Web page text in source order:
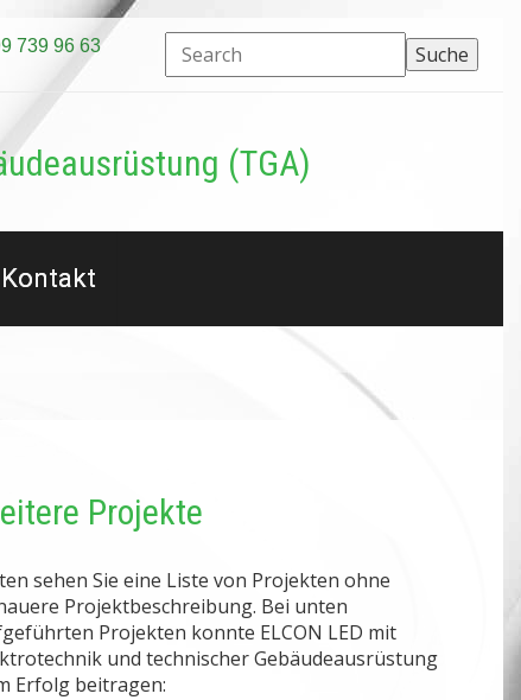
739 96 63
(TGA)
Kontakt
Projekte
sehen Sie eine Liste von Projekten ohne
Projektbeschreibung. Bei unten
Projekten konnte ELCON LED mit
und technischer Gebäudeausrüstung
Erfolg beitragen: